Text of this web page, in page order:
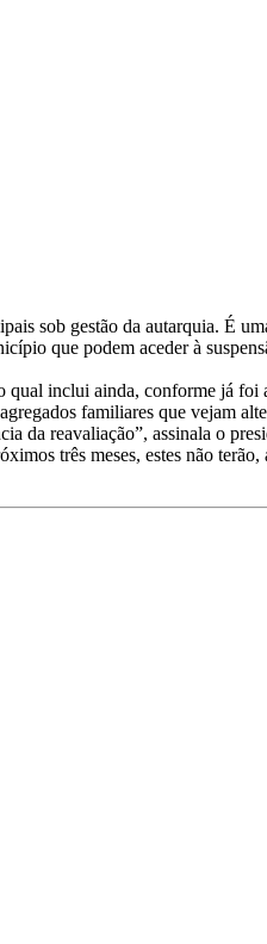
sob gestão da autarquia. É
que podem aceder à
qual inclui ainda, conforme já foi
familiares que vejam
da reavaliação”, assinala o
três meses, estes não terão,